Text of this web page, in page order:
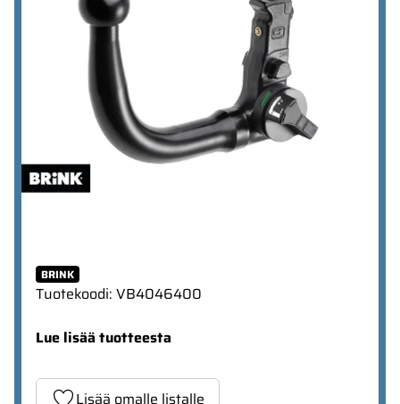
BRINK
Tuotekoodi: VB4046400
Lue lisää tuotteesta
Lisää omalle listalle